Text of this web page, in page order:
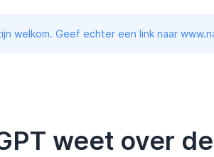
welkom. Geef echter een link naar
weet over